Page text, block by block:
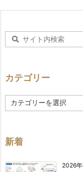
カテゴリー
テ
ー
新着
2026